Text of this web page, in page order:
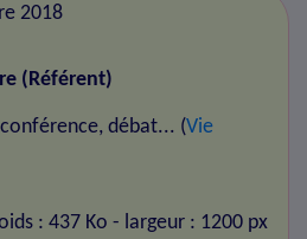
2018
(Référent)
débat... (Vie
: 437 Ko - largeur : 1200 px